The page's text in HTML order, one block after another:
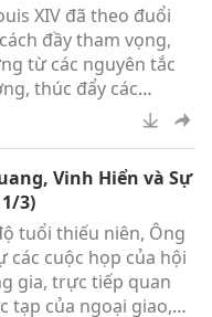
XIV đã theo đuổi
đầy tham vọng,
từ các nguyên tắc
thúc đẩy các
khuyến khích các
cũng như nhà phát
Vinh Hiển và Sự
3)
tuổi thiếu niên, Ông
các cuộc họp của hội
gia, trực tiếp quan
tạp của ngoại giao,